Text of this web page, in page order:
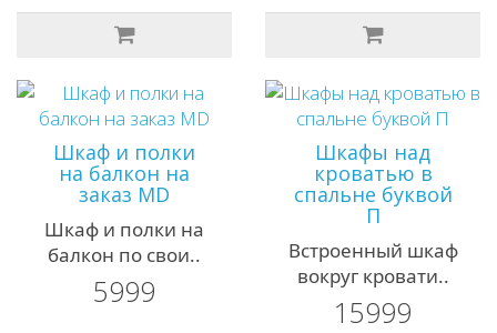
Шкаф и полки
на балкон на
заказ MD
Шкаф и полки на
балкон по свои..
5999
Шкафы над
кроватью в
спальне буквой
П
Встроенный шкаф
вокруг кровати..
15999